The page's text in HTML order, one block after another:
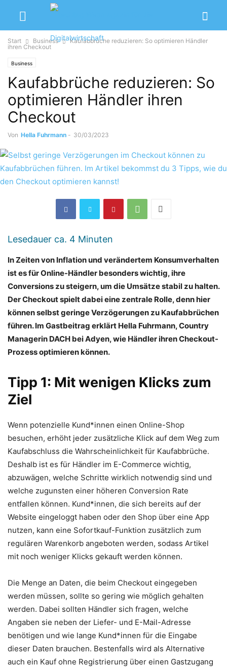
Start Business
Kaufabbrüche reduzieren: So optimieren Händler
ihren Checkout
Business
Kaufabbrüche reduzieren: So
optimieren Händler ihren
Checkout
Von Hella Fuhrmann - 30/03/2023
Lesedauer ca. 4 Minuten
In Zeiten von Inflation und verändertem Konsumverhalten
ist es für Online-Händler besonders wichtig, ihre
Conversions zu steigern, um die Umsätze stabil zu halten.
Der Checkout spielt dabei eine zentrale Rolle, denn hier
können selbst geringe Verzögerungen zu Kaufabbrüchen
führen. Im Gastbeitrag erklärt Hella Fuhrmann, Country
Managerin DACH bei Adyen, wie Händler ihren Checkout-
Prozess optimieren können.
Tipp 1: Mit wenigen Klicks zum
Ziel
Wenn potenzielle Kund*innen einen Online-Shop
besuchen, erhöht jeder zusätzliche Klick auf dem Weg zum
Kaufabschluss die Wahrscheinlichkeit für Kaufabbrüche.
Deshalb ist es für Händler im E-Commerce wichtig,
abzuwägen, welche Schritte wirklich notwendig sind und
welche zugunsten einer höheren Conversion Rate
entfallen können. Kund*innen, die sich bereits auf der
Website eingeloggt haben oder den Shop über eine App
nutzen, kann eine Sofortkauf-Funktion zusätzlich zum
regulären Warenkorb angeboten werden, sodass Artikel
mit noch weniger Klicks gekauft werden können.
Die Menge an Daten, die beim Checkout eingegeben
werden müssen, sollte so gering wie möglich gehalten
werden. Dabei sollten Händler sich fragen, welche
Angaben sie neben der Liefer- und E-Mail-Adresse
benötigen und wie lange Kund*innen für die Eingabe
dieser Daten brauchen. Bestenfalls wird als Alternative
auch ein Kauf ohne Registrierung über einen Gastzugang